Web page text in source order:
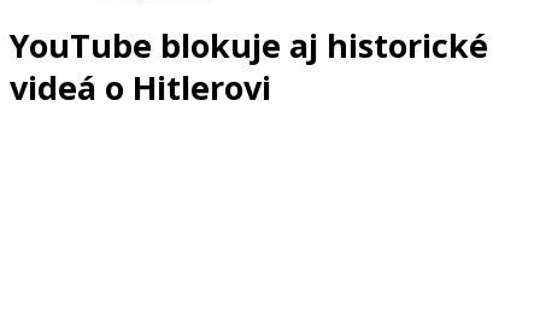
YouTube blokuje aj historické
videá o Hitlerovi